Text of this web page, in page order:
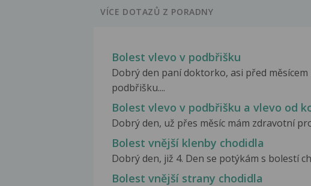
VÍCE DOTAZŮ Z PORADNY
Bolest vlevo v podbřišku
Dobrý den paní doktorko, asi před
podbřišku....
Bolest vlevo v podbřišku a vlevo od
Dobrý den, už přes měsíc mám zdravotní
Bolest vnější klenby chodidla
Dobrý den, již 4. Den se potýkám s bolestí
Bolest vnější strany chodidla